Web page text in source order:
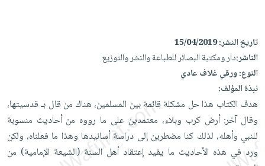
Android
تحميل
iKitab
على
Apple
masmu3
على
Apple
جوائز
أجهزة
العناية
الشخصية
العناية
وتصفيف
الشعر
العناية
بالجسم
المطبخ
والسفرة
الكل
أواني
الطهي
أدوات
متجر
الهدايا
أقسام
تاريخ النشر:15/04/2019
الناشر:دار ومكتبة البصائر للطباعة والنشر والتوزيع
النوع:ورقي غلاف عادي
نبذة المؤلف:
هدف الكتاب هذا حل مشكلة قائمة بين المسلمين، هناك من قال بـ قدسيتها،
وقال آخر: أرض كرب وبلاء، معتمدين على ما رووه من أحاديث منسوبة
للنبي وأهله، لذلك كنا مضطرين إلى دراسة أسانيدها وهذا ما فعلناه، ولكن
ورد في هذه الأحاديث ما يفيد إعتقاد أهل السنة (الشيعة الإمامية) من